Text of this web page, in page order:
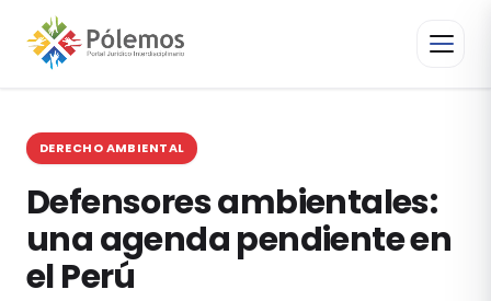
DERECHO AMBIENTAL
Defensores ambientales:
una agenda pendiente en
el Perú